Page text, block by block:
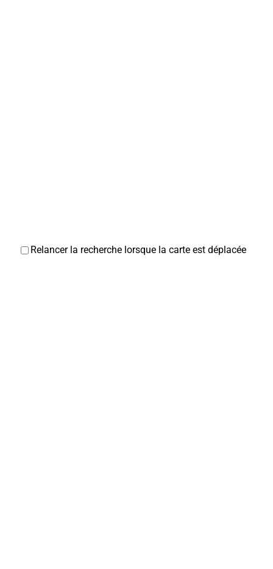
Relancer la recherche lorsque la carte est déplacée